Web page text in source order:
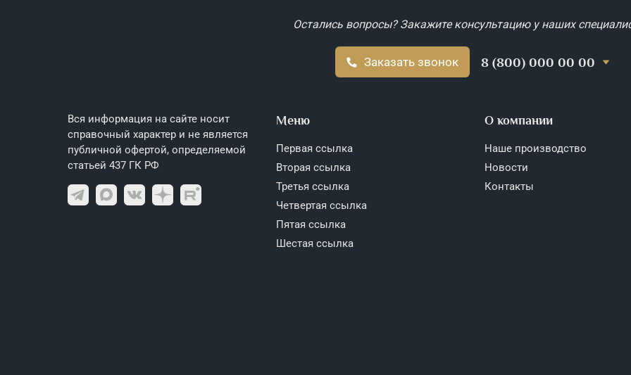
Остались вопросы? Закажите консультацию у наших
Заказать звонок 8 (800) 000 00 00
Вся информация на сайте носит
справочный характер и не является
публичной офертой, определяемой
статьей 437 ГК РФ
Меню
Первая ссылка
Вторая ссылка
Третья ссылка
Четвертая ссылка
Пятая ссылка
Шестая ссылка
О компании
Наше производство
Новости
Контакты